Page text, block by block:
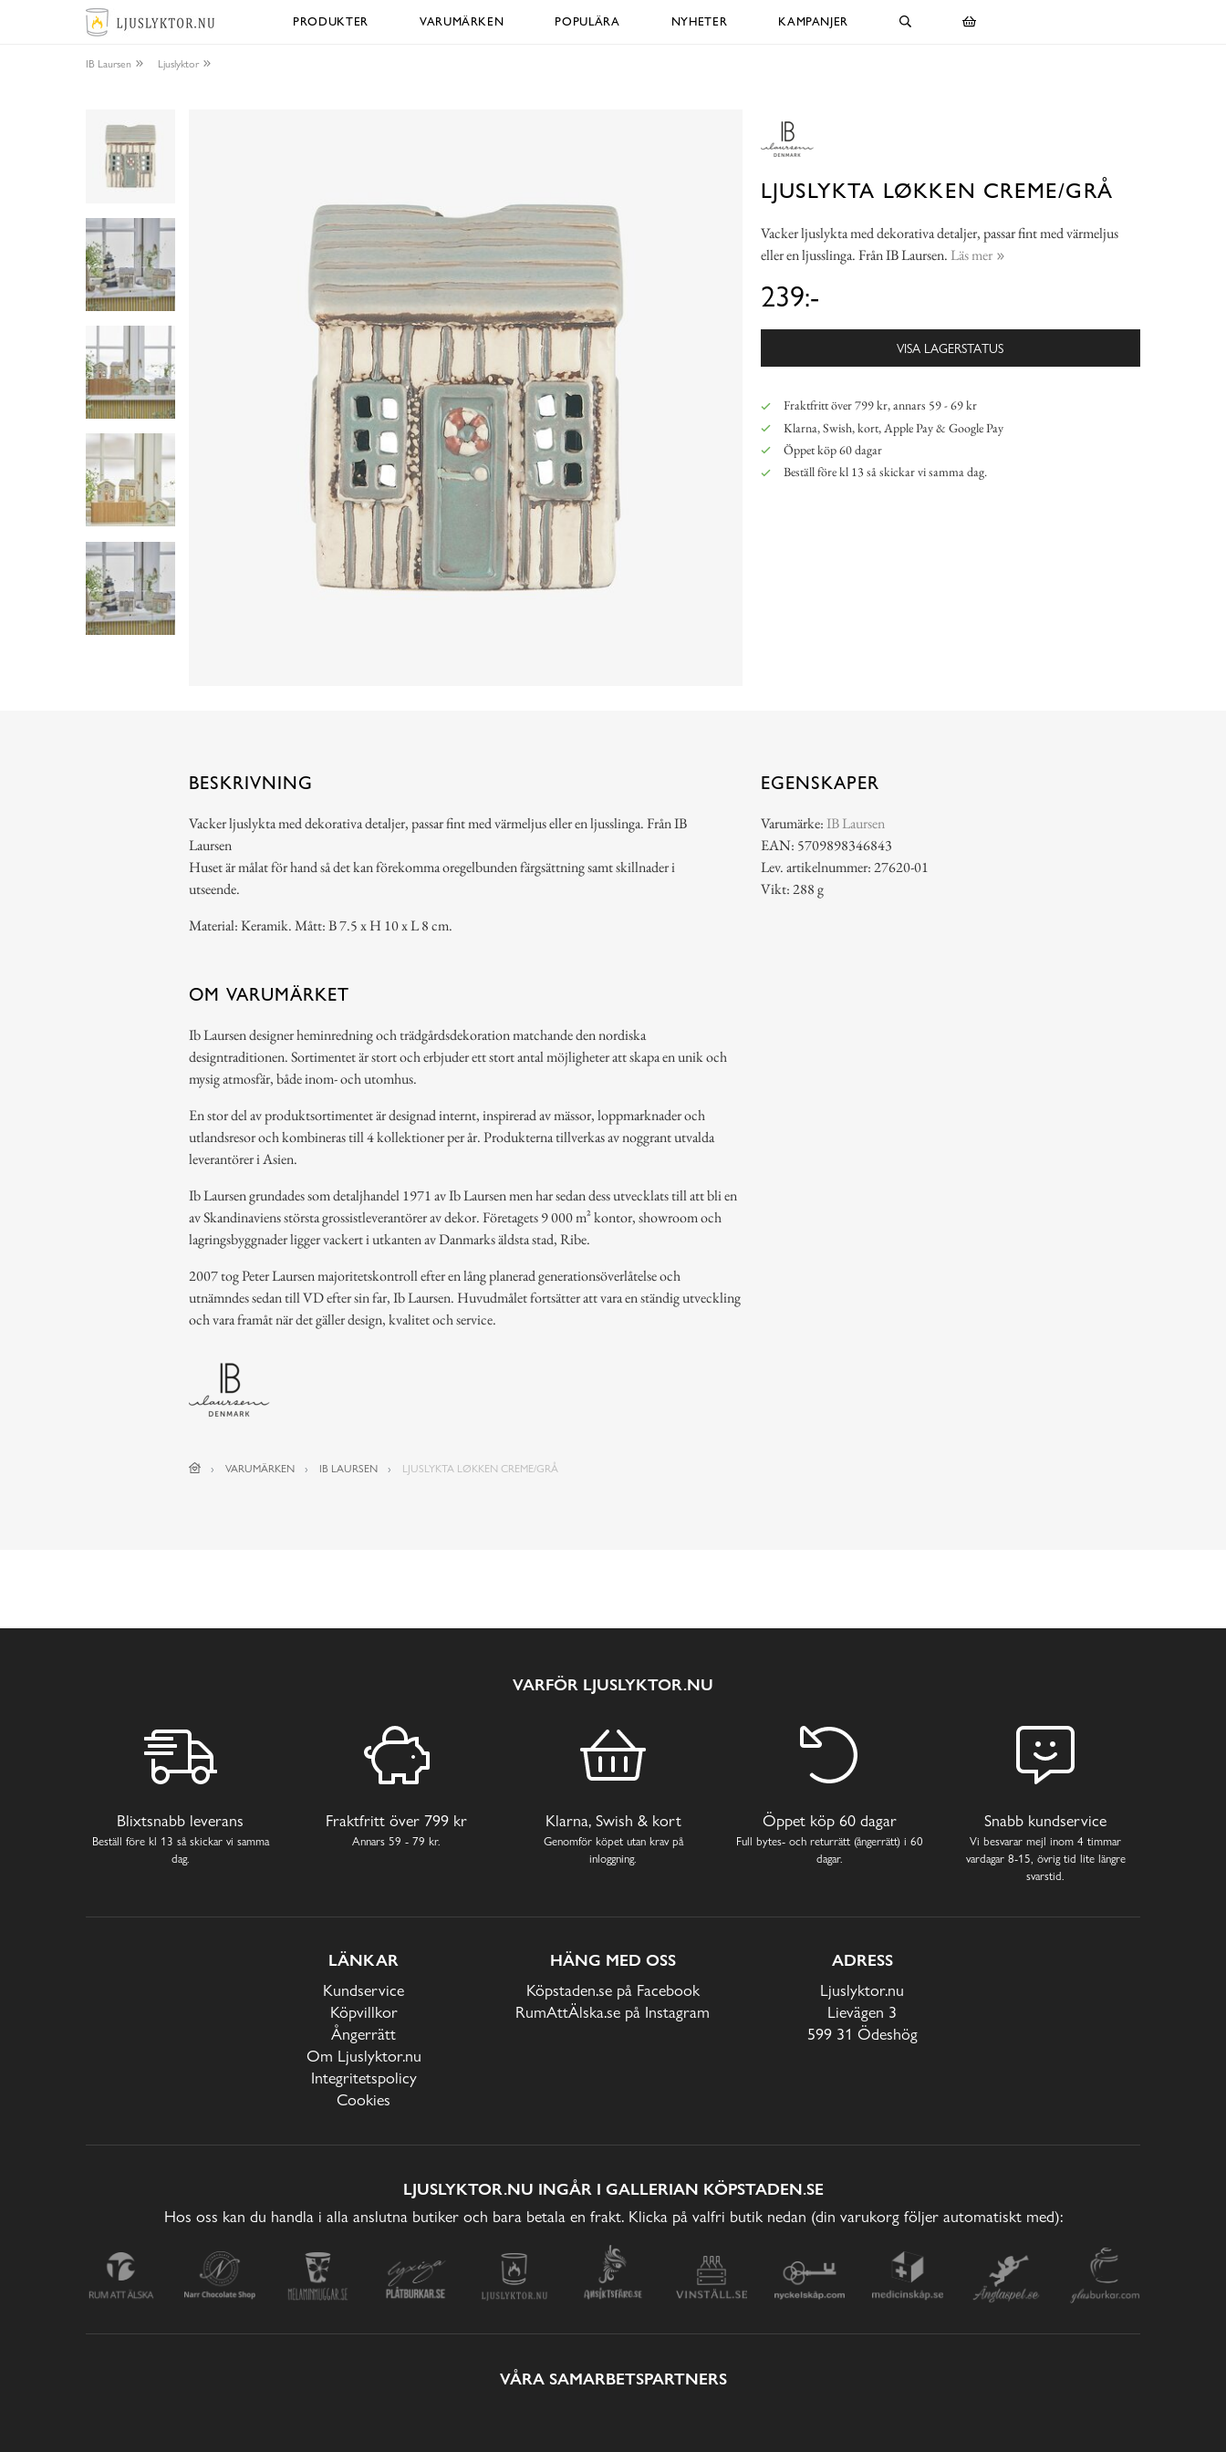
PRODUKTER VARUMÄRKEN POPULÄRA NYHETER KAMPANJER
IB Laursen Ljuslyktor
LJUSLYKTA LØKKEN CREME/GRÅ
Vacker ljuslykta med dekorativa detaljer, passar fint med värmeljus
eller en ljusslinga. Från IB Laursen. Läs mer
239:-
VISA LAGERSTATUS
Fraktfritt över 799 kr, annars 59 - 69 kr
Klarna, Swish, kort, Apple Pay & Google Pay
Öppet köp 60 dagar
Beställ före kl 13 så skickar vi samma dag.
BESKRIVNING
Vacker ljuslykta med dekorativa detaljer, passar fint med värmeljus eller en ljusslinga. Från IB
Laursen
Huset är målat för hand så det kan förekomma oregelbunden färgsättning samt skillnader i
utseende.
Material: Keramik. Mått: B 7.5 x H 10 x L 8 cm.
EGENSKAPER
Varumärke:IB Laursen
EAN: 5709898346843
Lev. artikelnummer: 27620-01
Vikt: 288 g
OM VARUMÄRKET
Ib Laursen designer heminredning och trädgårdsdekoration matchande den nordiska
designtraditionen. Sortimentet är stort och erbjuder ett stort antal möjligheter att skapa en unik och
mysig atmosfär, både inom- och utomhus.
En stor del av produktsortimentet är designad internt, inspirerad av mässor, loppmarknader och
utlandsresor och kombineras till 4 kollektioner per år. Produkterna tillverkas av noggrant utvalda
leverantörer i Asien.
Ib Laursen grundades som detaljhandel 1971 av Ib Laursen men har sedan dess utvecklats till att bli en
av Skandinaviens största grossistleverantörer av dekor. Företagets 9 000 m² kontor, showroom och
lagringsbyggnader ligger vackert i utkanten av Danmarks äldsta stad, Ribe.
2007 tog Peter Laursen majoritetskontroll efter en lång planerad generationsöverlåtelse och
utnämndes sedan till VD efter sin far, Ib Laursen. Huvudmålet fortsätter att vara en ständig utveckling
och vara framåt när det gäller design, kvalitet och service.
VARUMÄRKEN IB LAURSEN LJUSLYKTA LØKKEN CREME/GRÅ
VARFÖR LJUSLYKTOR.NU
Blixtsnabb leverans
Beställ före kl 13 så skickar vi samma
dag.
Fraktfritt över 799 kr
Annars 59 - 79 kr.
Klarna, Swish & kort
Genomför köpet utan krav på
inloggning.
Öppet köp 60 dagar
Full bytes- och returrätt (ångerrätt) i 60
dagar.
Snabb kundservice
Vi besvarar mejl inom 4 timmar
vardagar 8-15, övrig tid lite längre
svarstid.
LÄNKAR
Kundservice
Köpvillkor
Ångerrätt
Om Ljuslyktor.nu
Integritetspolicy
Cookies
HÄNG MED OSS
Köpstaden.se på Facebook
RumAttÄlska.se på Instagram
ADRESS
Ljuslyktor.nu
Lievägen 3
599 31 Ödeshög
LJUSLYKTOR.NU INGÅR I GALLERIAN KÖPSTADEN.SE
Hos oss kan du handla i alla anslutna butiker och bara betala en frakt. Klicka på valfri butik nedan (din varukorg följer automatiskt med):
VÅRA SAMARBETSPARTNERS